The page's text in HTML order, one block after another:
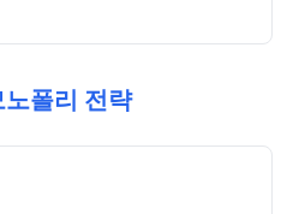
폴리 전략